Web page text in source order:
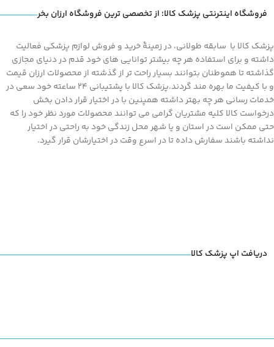
فروشگاه اینترنتی پزشک کالا؛ از تخصصی ترین فروشگاه ارزان بخر
پزشک کالا با سابقه طولانی، در زمینۀ خرید و فروش لوازم پزشکی فعالیت
داشته و برای استفاده هر چه بیشتر توانایی های خود قدم در دنیای مجازی
گذاشته تا هموطنان بتوانند بسیار راحت تر از گذشته از محصولات ارزان قیمت
و با کیفیت ما بهره مند گردند.پزشک کالا با پشتیبانی 24 ساعته خود سعی در
خدمات رسانی هر چه بهتر داشته همپنین با در اختیار قرار دادن بخش
درخواست کالا کلیه مشتریان گرامی می توانند محصولات مورد نظر خود را که
حتی ممکن است در استان و یا شهر محل زندگی خود به راحتی در اختیار
نداشته باشند سفارش داده تا در اسرع وقت در اختیارشان قرار گیرد.
دریافت اپ پزشک کالا